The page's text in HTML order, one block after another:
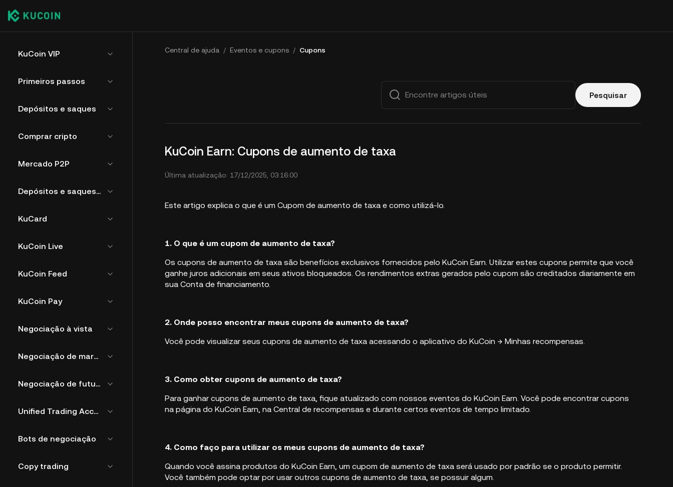
KuCoin VIP
Primeiros passos
Depósitos e saques
Comprar cripto
Mercado P2P
Depósitos e saques de moeda fiduciária
KuCard
KuCoin Live
KuCoin Feed
KuCoin Pay
Negociação à vista
Negociação de margem
Negociação de futuros
Unified Trading Account
Bots de negociação
Copy trading
Central de ajuda / Eventos e cupons / Cupons
Pesquisar
KuCoin Earn: Cupons de aumento de taxa
Última atualização: 17/12/2025, 03:16:00
Este artigo explica o que é um Cupom de aumento de taxa e como utilizá-lo.
1. O que é um cupom de aumento de taxa?
Os cupons de aumento de taxa são benefícios exclusivos fornecidos pelo KuCoin Earn. Utilizar estes cupons permite que você
ganhe juros adicionais em seus ativos bloqueados. Os rendimentos extras gerados pelo cupom são creditados diariamente em
sua Conta de financiamento.
2. Onde posso encontrar meus cupons de aumento de taxa?
Você pode visualizar seus cupons de aumento de taxa acessando o aplicativo do KuCoin → Minhas recompensas.
3. Como obter cupons de aumento de taxa?
Para ganhar cupons de aumento de taxa, fique atualizado com nossos eventos do KuCoin Earn. Você pode encontrar cupons
na página do KuCoin Earn, na Central de recompensas e durante certos eventos de tempo limitado.
4. Como faço para utilizar os meus cupons de aumento de taxa?
Quando você assina produtos do KuCoin Earn, um cupom de aumento de taxa será usado por padrão se o produto permitir.
Você também pode optar por usar outros cupons de aumento de taxa, se possuir algum.